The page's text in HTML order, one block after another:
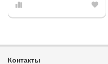
Контакты